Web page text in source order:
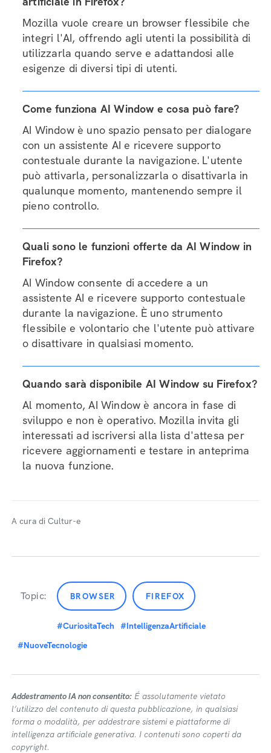
Mozilla vuole creare un browser flessibile che
integri l'AI, offrendo agli utenti la possibilità di
utilizzarla quando serve e adattandosi alle
esigenze di diversi tipi di utenti.
Come funziona AI Window e cosa può fare?
AI Window è uno spazio pensato per dialogare
con un assistente AI e ricevere supporto
contestuale durante la navigazione. L'utente
può attivarla, personalizzarla o disattivarla in
qualunque momento, mantenendo sempre il
pieno controllo.
Quali sono le funzioni offerte da AI Window in
Firefox?
AI Window consente di accedere a un
assistente AI e ricevere supporto contestuale
durante la navigazione. È uno strumento
flessibile e volontario che l'utente può attivare
o disattivare in qualsiasi momento.
Quando sarà disponibile AI Window su Firefox?
Al momento, AI Window è ancora in fase di
sviluppo e non è operativo. Mozilla invita gli
interessati ad iscriversi alla lista d'attesa per
ricevere aggiornamenti e testare in anteprima
la nuova funzione.
A cura di Cultur-e
Topic: BROWSER FIREFOX
#CuriositaTech
#IntelligenzaArtificiale
#NuoveTecnologie
Addestramento IA non consentito: É assolutamente vietato
l’utilizzo del contenuto di questa pubblicazione, in qualsiasi
forma o modalità, per addestrare sistemi e piattaforme di
intelligenza artificiale generativa. I contenuti sono coperti da
copyright.